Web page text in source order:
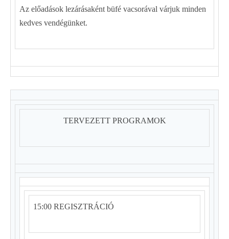
Az előadások lezárásaként büfé vacsorával várjuk minden
kedves vendégünket.
TERVEZETT PROGRAMOK
15:00 REGISZTRÁCIÓ